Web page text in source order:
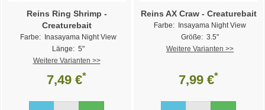
Reins Ring Shrimp -
Creaturebait
Farbe: Inasayama Night View
Länge: 5"
Weitere Varianten >>
7,49 €*
Reins AX Craw - Creaturebait
Farbe: Insayama Night View
Größe: 3.5"
Weitere Varianten >>
7,99 €*